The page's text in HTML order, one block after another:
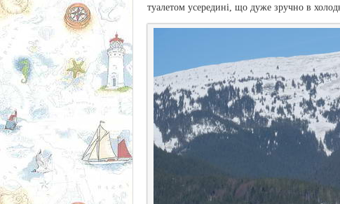
туалетом усередині, що дуже зручно в